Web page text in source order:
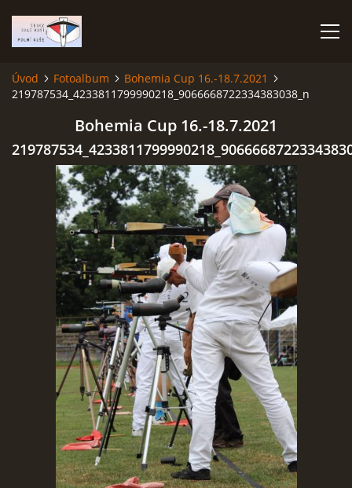
ÚVOD
TERMÍNOVÝ KALENDÁŘ
PROPOZICE
VÝSLEDKY ZÁVODŮ
ČESKÝ POHÁR A ČESKÁ LIGA
REPREZENTACE
REKORDY
ČLENSKÁ SCHŮZE ČSK
VÝKONNÝ VÝBOR, SPORTOVNĚ TECHNICKÁ KOMISE
Úvod Fotoalbum
Bohemia Cup 16.-18.7.2021
219787534_4233811799990218_9066668722334383038_n
Bohemia Cup 16.-18.7.2021